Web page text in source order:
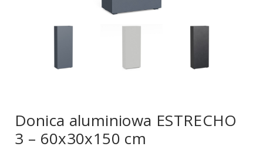
Donica aluminiowa ESTRECHO
3 – 60x30x150 cm